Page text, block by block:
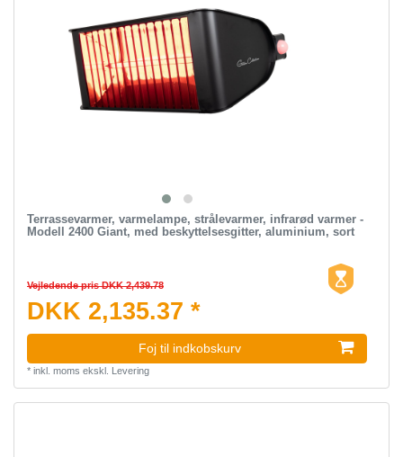
Terrassevarmer, varmelampe, strålevarmer, infrarød varmer -
Modell 2400 Giant, med beskyttelsesgitter, aluminium, sort
Vejledende pris DKK 2,439.78
DKK 2,135.37 *
Foj til indkobskurv
* inkl. moms ekskl. Levering